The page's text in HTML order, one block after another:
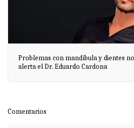
Problemas con mandíbula y dientes
alerta el Dr. Eduardo Cardona
Comentarios